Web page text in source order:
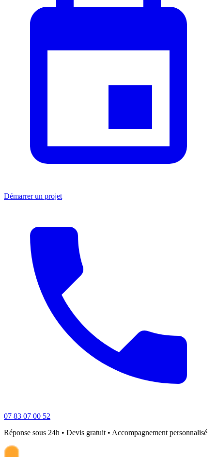
Démarrer un projet
07 83 07 00 52
Réponse sous 24h • Devis gratuit • Accompagnement personnalisé